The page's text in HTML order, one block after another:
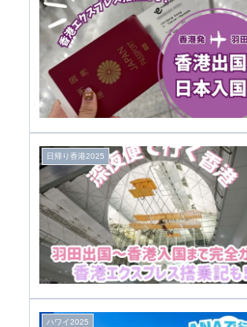
日帰り香港2025
ハワイ2025